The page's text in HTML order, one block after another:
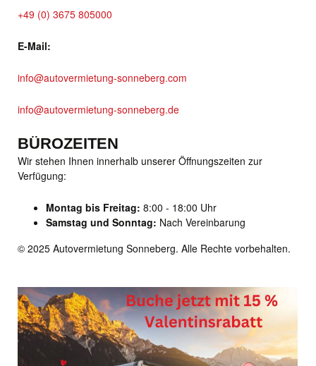
+49 (0) 3675 805000
E-Mail:
info@autovermietung-sonneberg.com
info@autovermietung-sonneberg.de
BÜROZEITEN
Wir stehen Ihnen innerhalb unserer Öffnungszeiten zur
Verfügung:
Montag bis Freitag: 8:00 - 18:00 Uhr
Samstag und Sonntag: Nach Vereinbarung
© 2025 Autovermietung Sonneberg. Alle Rechte vorbehalten.